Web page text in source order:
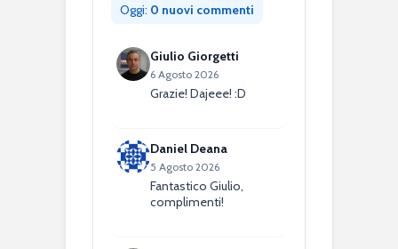
Oggi: 0 nuovi commenti
Giulio Giorgetti
6 Agosto 2026
Grazie! Dajeee! :D
Daniel Deana
5 Agosto 2026
Fantastico Giulio,
complimenti!